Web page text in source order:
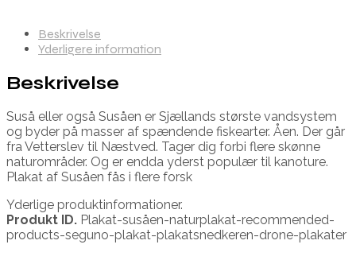
Beskrivelse
Yderligere information
Beskrivelse
Suså eller også Susåen er Sjællands største vandsystem
og byder på masser af spændende fiskearter. Åen. Der går
fra Vetterslev til Næstved. Tager dig forbi flere skønne
naturområder. Og er endda yderst populær til kanoture.
Plakat af Susåen fås i flere forsk
Yderlige produktinformationer.
Produkt ID. Plakat-susåen-naturplakat-recommended-
products-seguno-plakat-plakatsnedkeren-drone-plakater